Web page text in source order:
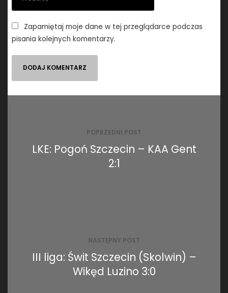
Zapamiętaj moje dane w tej przeglądarce podczas
pisania kolejnych komentarzy.
POPRZEDNI POST
LKE: Pogoń Szczecin – KAA Gent
2:1
NASTĘPNY POST
III liga: Świt Szczecin (Skolwin) –
Wikęd Luzino 3:0